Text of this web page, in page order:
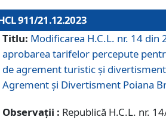
911/21.12.2023
Titlu: Modificarea H.C.L. nr. 14
aprobarea tarifelor percepute
de agrement turistic și
Agrement și Divertisment Poiana
Observații : Republică H.C.L. nr.